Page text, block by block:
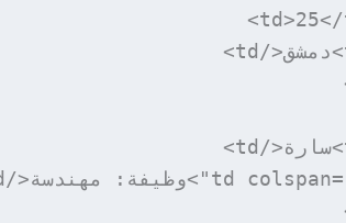
    <td>25</td>
    <td>دمشق</td>
  </tr>
    <td>سارة</td>
  </tr>